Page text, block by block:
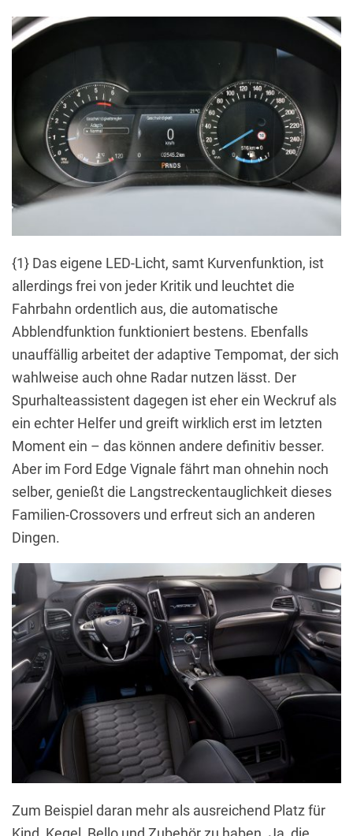
{1} Das eigene LED-Licht, samt Kurvenfunktion, ist
allerdings frei von jeder Kritik und leuchtet die
Fahrbahn ordentlich aus, die automatische
Abblendfunktion funktioniert bestens. Ebenfalls
unauffällig arbeitet der adaptive Tempomat, der sich
wahlweise auch ohne Radar nutzen lässt. Der
Spurhalteassistent dagegen ist eher ein Weckruf als
ein echter Helfer und greift wirklich erst im letzten
Moment ein – das können andere definitiv besser.
Aber im Ford Edge Vignale fährt man ohnehin noch
selber, genießt die Langstreckentauglichkeit dieses
Familien-Crossovers und erfreut sich an anderen
Dingen.
Zum Beispiel daran mehr als ausreichend Platz für